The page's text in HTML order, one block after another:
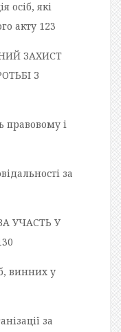
осіб, які
акту 123
ЗАХИСТ
З
правовому і
за
УЧАСТЬ У
винних у
за